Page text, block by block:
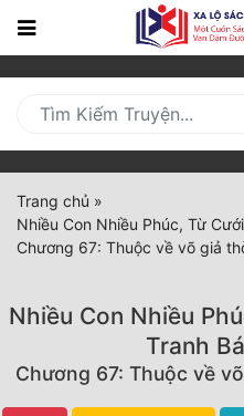
Trang
Mới
Cập
Nhật
(current)
BXH
Truyện Mới Ra
Trang chủ »
Nhiều Con Nhiều Phúc, Từ
Chương 67: Thuộc về võ giả
Nhiều Con Nhiều
Tranh
Chương 67: Thuộc về